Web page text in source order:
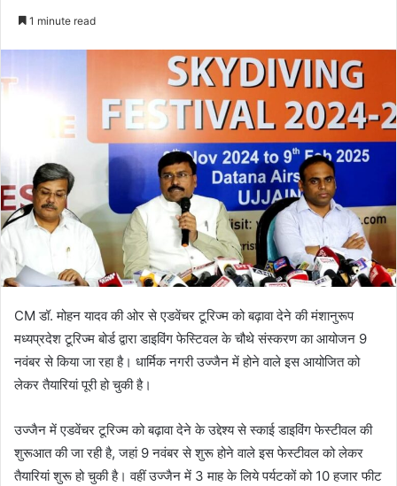
1 minute read
CM डॉ. मोहन यादव की ओर से एडवेंचर टूरिज्म को बढ़ावा देने की मंशानुरूप
मध्यप्रदेश टूरिज्म बोर्ड द्वारा डाइविंग फेस्टिवल के चौथे संस्करण का आयोजन 9
नवंबर से किया जा रहा है। धार्मिक नगरी उज्जैन में होने वाले इस आयोजित को
लेकर तैयारियां पूरी हो चुकी है।
उज्जैन में एडवेंचर टूरिज्म को बढ़ावा देने के उद्देश्य से स्काई डाइविंग फेस्टीवल की
शुरूआत की जा रही है, जहां 9 नवंबर से शुरू होने वाले इस फेस्टीवल को लेकर
तैयारियां शुरू हो चुकी है। वहीं उज्जैन में 3 माह के लिये पर्यटकों को 10 हजार फीट